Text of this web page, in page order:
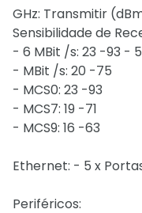
GHz: Transmitir
Sensibilidade de
- 6 MBit /s: 23 -93 -
- MBit /s: 20 -75
- MCS0: 23 -93
- MCS7: 19 -71
- MCS9: 16 -63
Ethernet: - 5 x
Periféricos: